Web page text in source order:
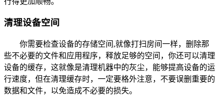
清理设备空间
你需要检查设备的存储空间,就像打扫房间一样，删除那
些不必要的文件和应用程序，释放足够的空间，你还可以清理
设备的缓存，这就像是清理机器中的灰尘，能够提高设备的运
行速度，但在清理缓存时，一定要格外注意，不要误删重要的
数据和文件，以免造成不必要的损失。